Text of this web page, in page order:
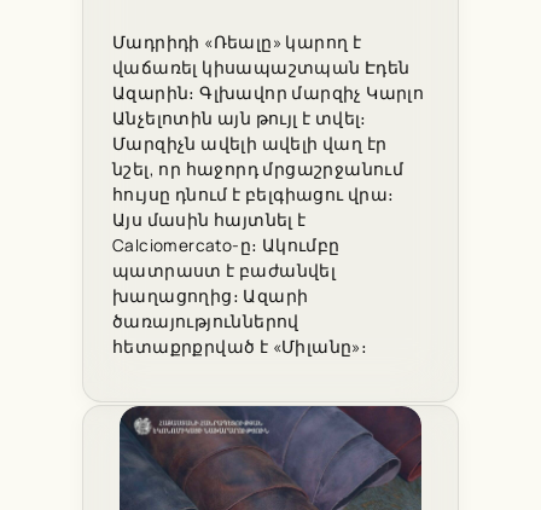
Մադրիդի «Ռեալը» կարող է
վաճառել կիսապաշտպան Էդեն
Ազարին։ Գլխավոր մարզիչ Կարլո
Անչելոտին այն թույլ է տվել։
Մարզիչն ավելի ավելի վաղ էր
նշել, որ հաջորդ մրցաշրջանում
հույսը դնում է բելգիացու վրա։
Այս մասին հայտնել է
Calciomercato-ը։ Ակումբը
պատրաստ է բաժանվել
խաղացողից։ Ազարի
ծառայություններով
հետաքրքրված է «Միլանը»։